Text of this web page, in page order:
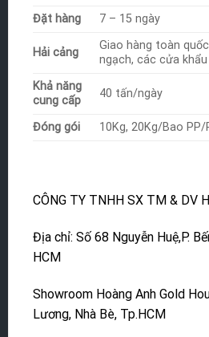
Đặt hàng 7 – 15 ngày
Hải cảng
Giao hàng toàn quốc
ngạch, các cửa
Khả năng
cung cấp
40 tấn/ngày
Đóng gói 10Kg, 20Kg/Bao
CÔNG TY TNHH SX TM & DV
Địa chỉ: Số 68 Nguyễn Huệ,P.
HCM
Showroom Hoàng Anh Gold
Lương, Nhà Bè, Tp.HCM